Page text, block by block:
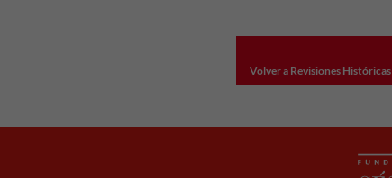
Volver a Revisiones Históricas